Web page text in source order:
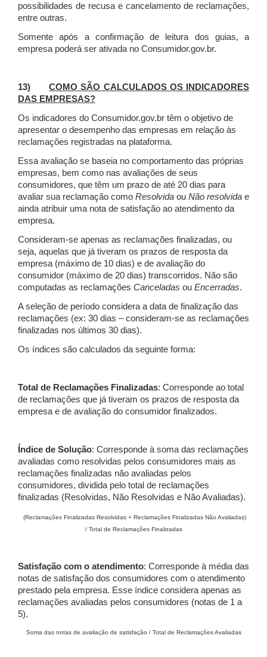
possibilidades de recusa e cancelamento de reclamações,
entre outras.
Somente após a confirmação de leitura dos guias, a
empresa poderá ser ativada no Consumidor.gov.br.
13)COMO SÃO CALCULADOS OS INDICADORES
DAS EMPRESAS?
Os indicadores do Consumidor.gov.br têm o objetivo de
apresentar o desempenho das empresas em relação às
reclamações registradas na plataforma.
Essa avaliação se baseia no comportamento das próprias
empresas, bem como nas avaliações de seus
consumidores, que têm um prazo de até 20 dias para
avaliar sua reclamação como Resolvida ou Não resolvida e
ainda atribuir uma nota de satisfação ao atendimento da
empresa.
Consideram-se apenas as reclamações finalizadas, ou
seja, aquelas que já tiveram os prazos de resposta da
empresa (máximo de 10 dias) e de avaliação do
consumidor (máximo de 20 dias) transcorridos. Não são
computadas as reclamações Canceladas ou Encerradas.
A seleção de período considera a data de finalização das
reclamações (ex: 30 dias – consideram-se as reclamações
finalizadas nos últimos 30 dias).
Os índices são calculados da seguinte forma:
Total de Reclamações Finalizadas: Corresponde ao total
de reclamações que já tiveram os prazos de resposta da
empresa e de avaliação do consumidor finalizados.
Índice de Solução: Corresponde à soma das reclamações
avaliadas como resolvidas pelos consumidores mais as
reclamações finalizadas não avaliadas pelos
consumidores, dividida pelo total de reclamações
finalizadas (Resolvidas, Não Resolvidas e Não Avaliadas).
(Reclamações Finalizadas Resolvidas + Reclamações Finalizadas Não Avaliadas)
/ Total de Reclamações Finalizadas
Satisfação com o atendimento: Corresponde à média das
notas de satisfação dos consumidores com o atendimento
prestado pela empresa. Esse índice considera apenas as
reclamações avaliadas pelos consumidores (notas de 1 a
5).
Soma das notas de avaliação de satisfação / Total de Reclamações Avaliadas